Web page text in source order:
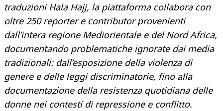
traduzioni Hala Hajj, la piattaforma collabora con
oltre 250 reporter e contributor provenienti
dall’intera regione Mediorientale e del Nord Africa,
documentando problematiche ignorate dai media
tradizionali: dall’esposizione della violenza di
genere e delle leggi discriminatorie, fino alla
documentazione della resistenza quotidiana delle
donne nei contesti di repressione e conflitto.